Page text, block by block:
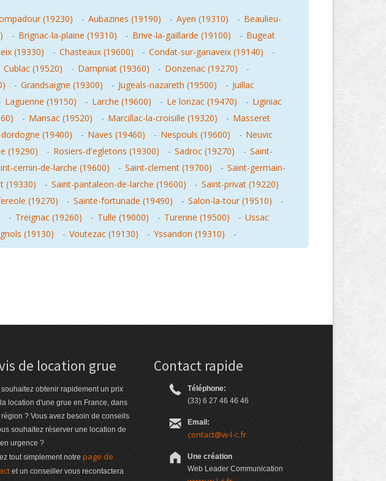
(19230) - Aubazines (19190) - Ayen (19310) - Beaulieu-
- Brignac-la-plaine (19310) - Brive-la-gaillarde (19100) - Bugeat
(19330) - Chasteaux (19600) - Condat-sur-ganaveix (19140)
-
Cublac (19520) - Dampniat (19360) - Donzenac (19270)
-
- Grandsaigne (19300) - Jugeals-nazareth (19500) - Juillac
Laguenne (19150) - Larche (19600) - Le lonzac (19470) - Liginiac
- Mansac (19520) - Marcillac-la-croisille (19320) - Masseret
(19400) - Naves (19460) - Nespouls (19600) - Neuvic
(19290) - Rosiers-d'egletons (19300) - Sadroc (19270) - Saint-
cernin-de-larche (19600) - Saint-clement (19700) - Saint-germain-
(19330) - Saint-pantaleon-de-larche (19600) - Saint-privat (19220)
(19270) - Sainte-fortunade (19490) - Salon-la-tour (19510)
-
- Treignac (19260) - Tulle (19000) - Turenne (19500) - Ussac
(19130) - Voutezac (19130) - Yssandon (19310) -
de location grue
souhaitez obtenir rapidement un prix
location d'une grue en France, dans
? Vous avez besoin de conseils
souhaitez réserver une location de
urgence ?
tout simplement notre page de
et un conseiller vous recontactera
Contact rapide
Téléphone:
(33) 6 27 46 46 46
Email:
contact@w-l-c.fr
Une création
Web Leader Communication